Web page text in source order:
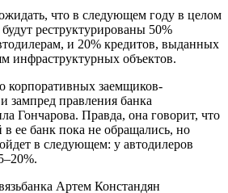
что в следующем году в целом
реструктурированы 50%
и 20% кредитов, выданных
инфраструктурных объектов.
корпоративных заемщиков-
зампред правления банка
Гончарова. Правда, она говорит, что
ее банк пока не обращались, но
в следующем: у автодилеров
Артем Констандян